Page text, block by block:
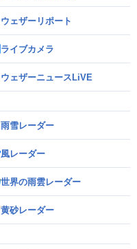
ウェザーリポート
ライブカメラ
ウェザーニュースLiVE
雨雪レーダー
風レーダー
世界の雨雲レーダー
黄砂レーダー